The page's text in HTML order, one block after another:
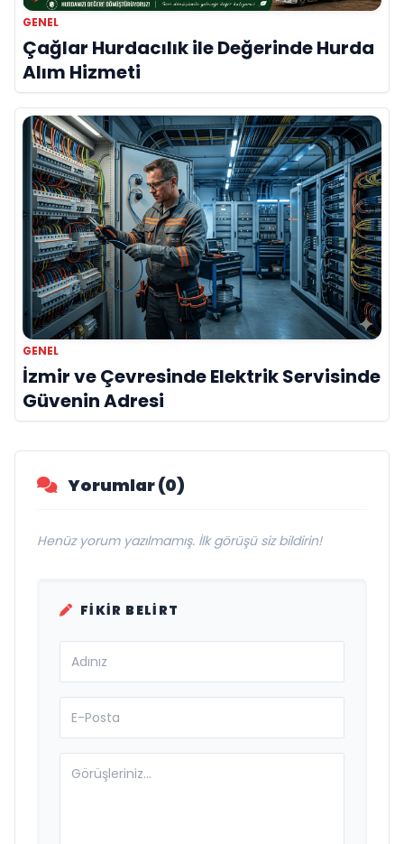
GENEL
Çağlar Hurdacılık ile Değerinde Hurda
Alım Hizmeti
GENEL
İzmir ve Çevresinde Elektrik Servisinde
Güvenin Adresi
Yorumlar (0)
Henüz yorum yazılmamış. İlk görüşü siz bildirin!
FIKIR BELIRT